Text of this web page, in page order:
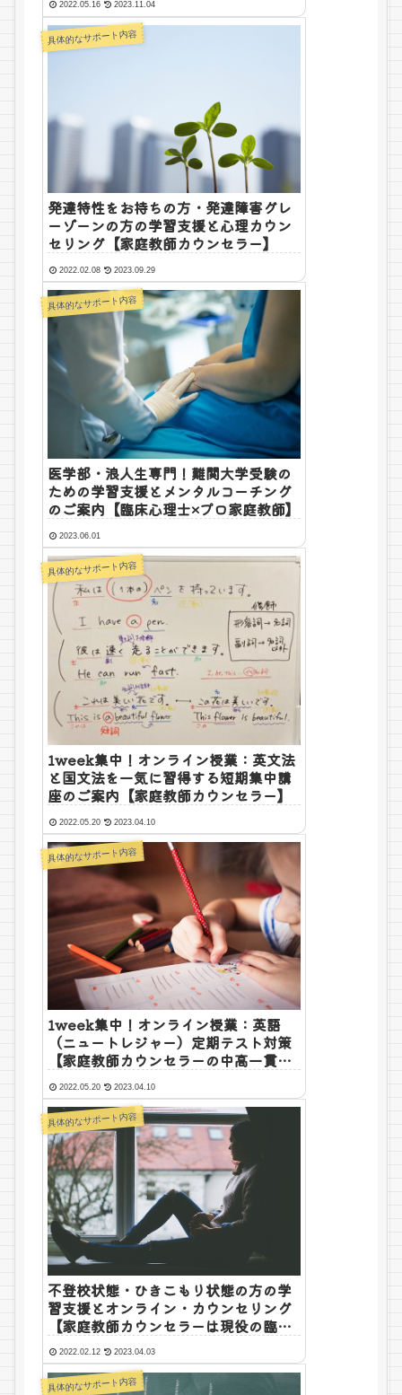
案内】
2022.05.16 2023.11.04
具体的なサポート内容
発達特性をお持ちの方・発達障害グレ
ーゾーンの方の学習支援と心理カウン
セリング【家庭教師カウンセラー】
2022.02.08 2023.09.29
具体的なサポート内容
医学部・浪人生専門！難関大学受験の
ための学習支援とメンタルコーチング
のご案内【臨床心理士×プロ家庭教師】
2023.06.01
具体的なサポート内容
1week集中！オンライン授業：英文法
と国文法を一気に習得する短期集中講
座のご案内【家庭教師カウンセラー】
2022.05.20 2023.04.10
具体的なサポート内容
1week集中！オンライン授業：英語
（ニュートレジャー）定期テスト対策
【家庭教師カウンセラーの中高一貫校
向け短期集中講座】
2022.05.20 2023.04.10
具体的なサポート内容
不登校状態・ひきこもり状態の方の学
習支援とオンライン・カウンセリング
【家庭教師カウンセラーは現役の臨床
心理士です】
2022.02.12 2023.04.03
具体的なサポート内容